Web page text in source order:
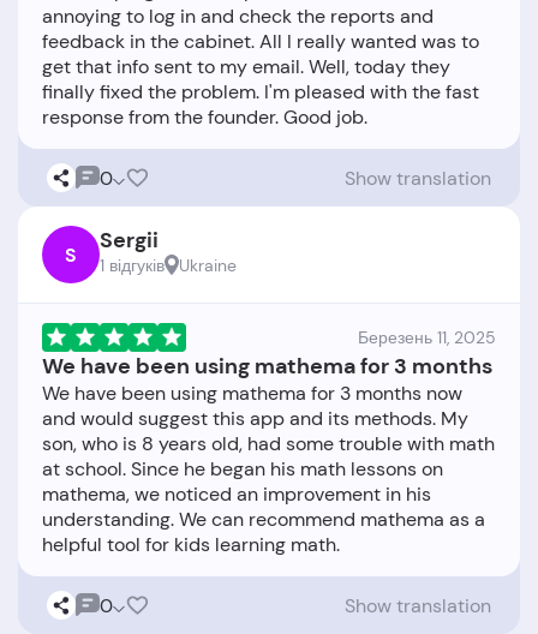
annoying to log in and check the reports and
feedback in the cabinet. All I really wanted was to
get that info sent to my email. Well, today they
finally fixed the problem. I'm pleased with the fast
0 Show translation
S Sergii
1 відгукiв Ukraine
Березень 11, 2025
We have been using mathema for 3 months
We have been using mathema for 3 months now
and would suggest this app and its methods. My
son, who is 8 years old, had some trouble with math
at school. Since he began his math lessons on
mathema, we noticed an improvement in his
understanding. We can recommend mathema as a
0 Show translation